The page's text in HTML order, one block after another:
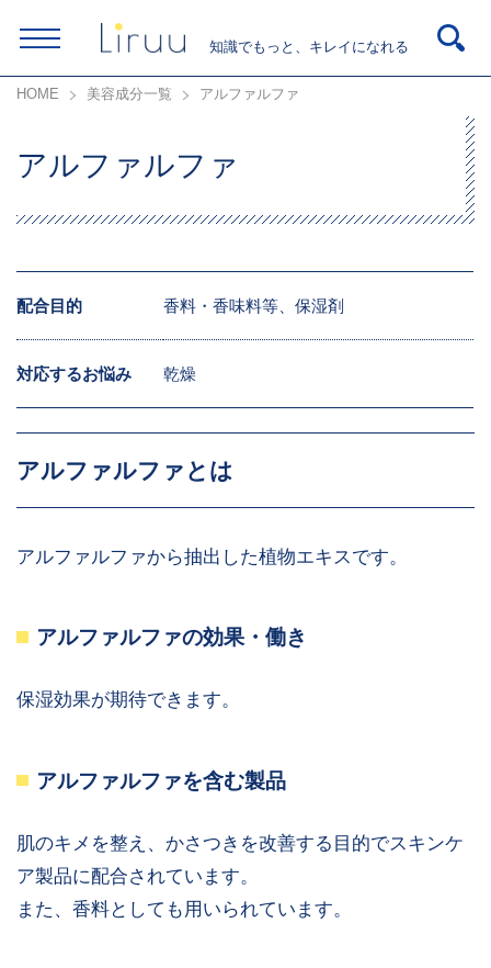
知識でもっと、キレイになれる
HOME 美容成分一覧 アルファルファ
アルファルファ
配合目的 香料・香味料等、保湿剤
対応するお悩み 乾燥
アルファルファとは
アルファルファから抽出した植物エキスです。
アルファルファの効果・働き
保湿効果が期待できます。
アルファルファを含む製品
肌のキメを整え、かさつきを改善する目的でスキンケ
ア製品に配合されています。
また、香料としても用いられています。